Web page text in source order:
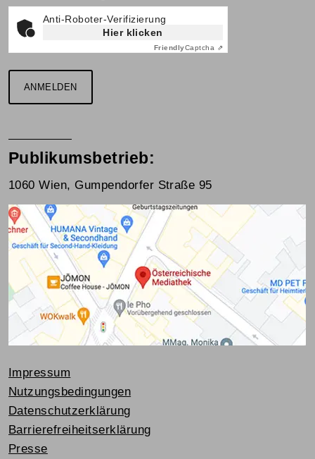
Anti-Roboter-Verifizierung
Hier klicken
FriendlyCaptcha ⇗
ANMELDEN
Publikumsbetrieb:
1060 Wien, Gumpendorfer Straße 95
Impressum
Nutzungsbedingungen
Datenschutzerklärung
Barrierefreiheitserklärung
Presse